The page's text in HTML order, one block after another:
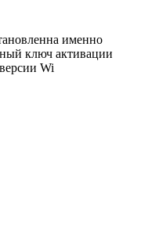
именно
ключ активации
Wi